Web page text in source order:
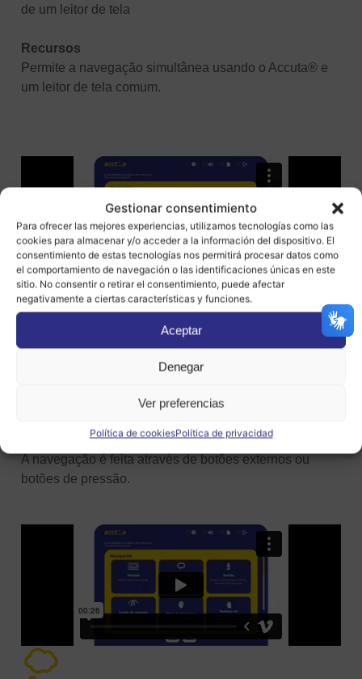
Gestionar consentimiento
Para ofrecer las mejores experiencias, utilizamos tecnologías como las
cookies para almacenar y/o acceder a la información del dispositivo. El
consentimiento de estas tecnologías nos permitirá procesar datos como
el comportamiento de navegación o las identificaciones únicas en este
sitio. No consentir o retirar el consentimiento, puede afectar
negativamente a ciertas características y funciones.
Aceptar
Denegar
Ver preferencias
Política de cookiesPolítica de privacidad
de um leitor de tela
Recursos
Permite a navegação simultânea usando o Accuta® e
um leitor de tela comum.
ausência de membros superiores
Características
A navegação é feita através de botões externos ou
botões de pressão.